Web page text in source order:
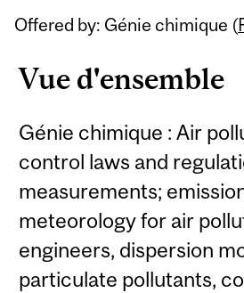
Offered by: Génie chimique (
Vue d'ensemble
Génie chimique : Air
control laws and
measurements;
meteorology for air
engineers, dispersion
particulate pollutants,